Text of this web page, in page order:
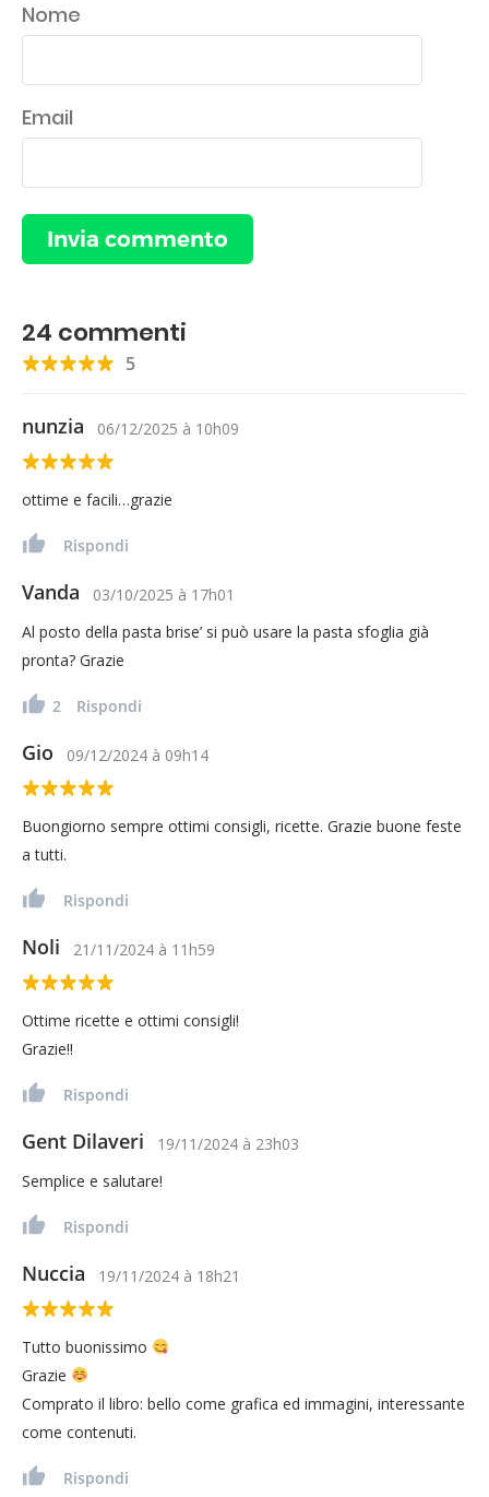
Nome
Email
24 commenti
5
nunzia 06/12/2025 à 10h09
ottime e facili…grazie
Rispondi
Vanda 03/10/2025 à 17h01
Al posto della pasta brise’ si può usare la pasta sfoglia già
pronta? Grazie
2 Rispondi
Gio 09/12/2024 à 09h14
Buongiorno sempre ottimi consigli, ricette. Grazie buone feste
a tutti.
Rispondi
Noli 21/11/2024 à 11h59
Ottime ricette e ottimi consigli!
Grazie!!
Rispondi
Gent Dilaveri 19/11/2024 à 23h03
Semplice e salutare!
Rispondi
Nuccia 19/11/2024 à 18h21
Tutto buonissimo
Grazie
Comprato il libro: bello come grafica ed immagini, interessante
come contenuti.
Rispondi